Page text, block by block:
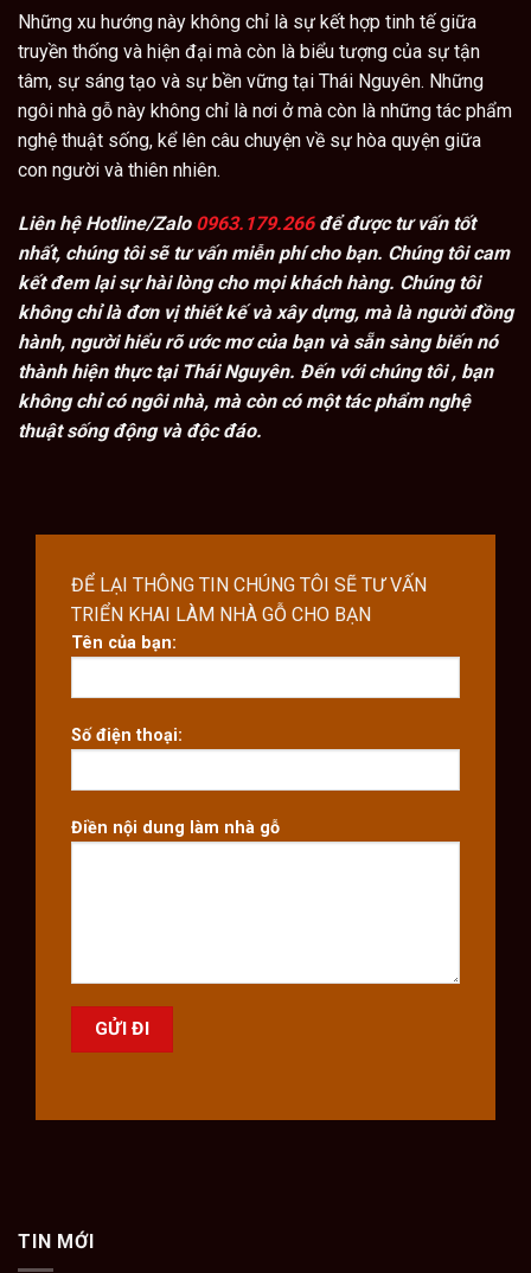
Những xu hướng này không chỉ là sự kết hợp tinh tế giữa
truyền thống và hiện đại mà còn là biểu tượng của sự tận
tâm, sự sáng tạo và sự bền vững tại Thái Nguyên. Những
ngôi nhà gỗ này không chỉ là nơi ở mà còn là những tác phẩm
nghệ thuật sống, kể lên câu chuyện về sự hòa quyện giữa
con người và thiên nhiên.
Liên hệ Hotline/Zalo 0963.179.266để được tư vấn tốt
nhất, chúng tôi sẽ tư vấn miễn phí cho bạn. Chúng tôi cam
kết đem lại sự hài lòng cho mọi khách hàng. Chúng tôi
không chỉ là đơn vị thiết kế và xây dựng, mà là người đồng
hành, người hiểu rõ ước mơ của bạn và sẵn sàng biến nó
thành hiện thực tại Thái Nguyên. Đến với chúng tôi , bạn
không chỉ có ngôi nhà, mà còn có một tác phẩm nghệ
thuật sống động và độc đáo.
ĐỂ LẠI THÔNG TIN CHÚNG TÔI SẼ TƯ VẤN
TRIỂN KHAI LÀM NHÀ GỖ CHO BẠN
Tên của bạn:
Số điện thoại:
Điền nội dung làm nhà gỗ
TIN MỚI